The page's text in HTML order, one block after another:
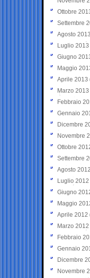
Ottobre
Settembre
Agosto 2013
Luglio 2013
Giugno
Maggio
Aprile 2013
Marzo 2013
Febbraio
Gennaio
Dicembre
Novembre
Ottobre
Settembre
Agosto 2012
Luglio 2012
Giugno
Maggio
Aprile 2012
Marzo 2012
Febbraio
Gennaio
Dicembre
Novembre